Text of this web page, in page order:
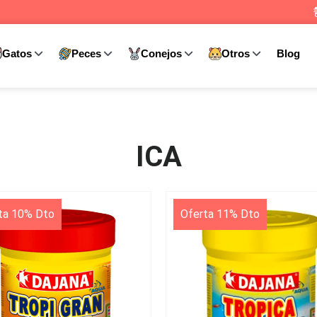
Gatos Peces Conejos Otros Blog
ICA
10% Dto Oferta 11% Dto